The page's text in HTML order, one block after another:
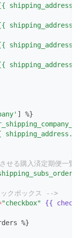
] %}
せる購入済定期便一覧
クボックス -->
"checkbox" {{ checked
%}